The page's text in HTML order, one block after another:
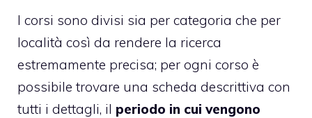
I corsi sono divisi sia per categoria che per
località così da rendere la ricerca
estremamente precisa; per ogni corso è
possibile trovare una scheda descrittiva con
tutti i dettagli, il periodo in cui vengono